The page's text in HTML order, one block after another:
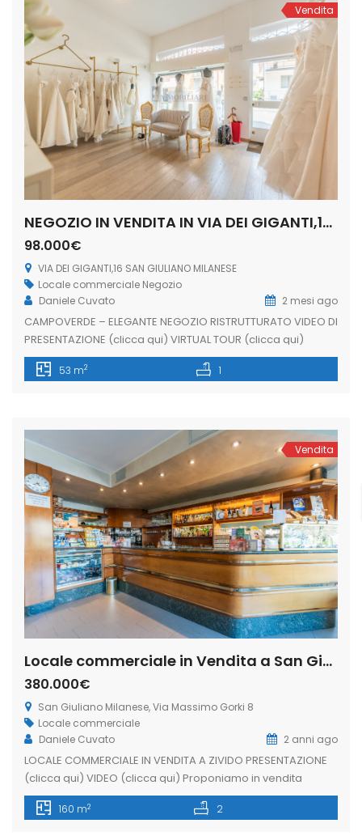
Vendita
NEGOZIO IN VENDITA IN VIA DEI GIGANTI,16 SAN GIULIANO MILANESE (RIF. SGM86)
98.000€
VIA DEI GIGANTI,16 SAN GIULIANO MILANESE
Locale commerciale Negozio
Daniele Cuvato
2 mesi ago
CAMPOVERDE – ELEGANTE NEGOZIO RISTRUTTURATO VIDEO DI
PRESENTAZIONE (clicca qui) VIRTUAL TOUR (clicca qui)
Proponiamo in vendita un elegante negozio
completamente ristrutturato, situato in un quartiere
vetrine fronte strada, che garantiscono un’eccellente
visibilità commerciale e un’ottima luminosità naturale,
rendendolo […]
53 m2 1
Vendita
Locale commerciale in Vendita a San Giuliano Milanese, Via Massimo Gorki 8 (Rif. IFV-01-B)
380.000€
San Giuliano Milanese, Via Massimo Gorki 8
Locale commerciale
Daniele Cuvato
2 anni ago
LOCALE COMMERCIALE IN VENDITA A ZIVIDO PRESENTAZIONE
(clicca qui) VIDEO (clicca qui) Proponiamo in vendita
LOCALE COMMERCIALE di 188 mq, in una delle zone più
ricercate del comune di San Giuliano M.se. Ad oggi l’attività
160 m2 2